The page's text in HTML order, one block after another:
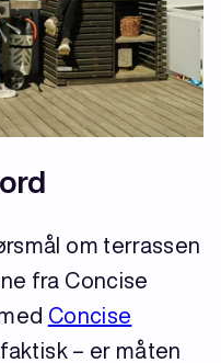
om terrassen
fra Concise
Concise
– er måten